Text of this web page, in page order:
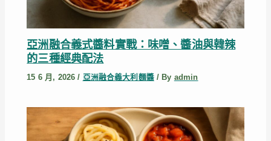
亞洲融合義式醬料實戰：味噌、醬油與韓辣
的三種經典配法
15 6 月, 2026/ 亞洲融合義大利麵醬/ By admin